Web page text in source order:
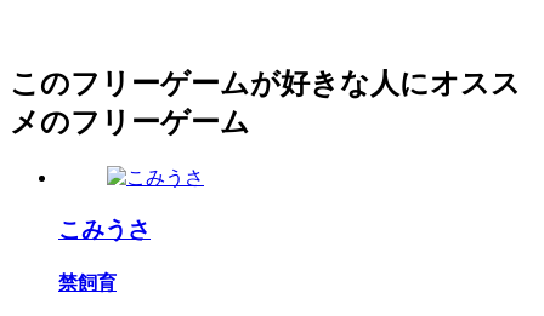
このフリーゲームが好きな人にオスス
メのフリーゲーム
こみうさ
禁飼育